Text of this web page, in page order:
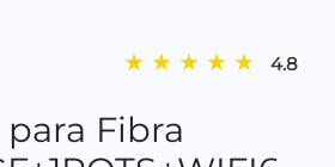
★ ★ ★ ★ ★ 4.8
Fibra